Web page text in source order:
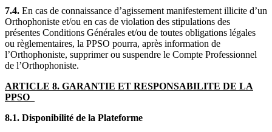
7.4. En cas de connaissance d’agissement manifestement illicite d’un
Orthophoniste et/ou en cas de violation des stipulations des
présentes Conditions Générales et/ou de toutes obligations légales
ou règlementaires, la PPSO pourra, après information de
l’Orthophoniste, supprimer ou suspendre le Compte Professionnel
de l’Orthophoniste.
ARTICLE 8. GARANTIE ET RESPONSABILITE DE LA
PPSO
8.1. Disponibilité de la Plateforme